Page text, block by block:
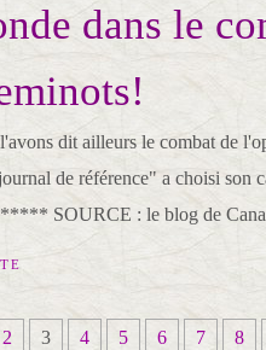
dans le
dit ailleurs le combat de
de référence" a choisi son
SOURCE : le blog de
2 3 4 5 6 7 8